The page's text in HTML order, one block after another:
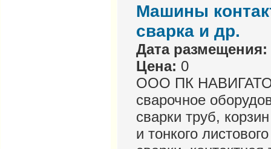
Машины
сварка и др.
Дата размещения:
Цена: 0
ООО ПК НАВИГАТОР
сварочное
сварки труб,
и тонкого